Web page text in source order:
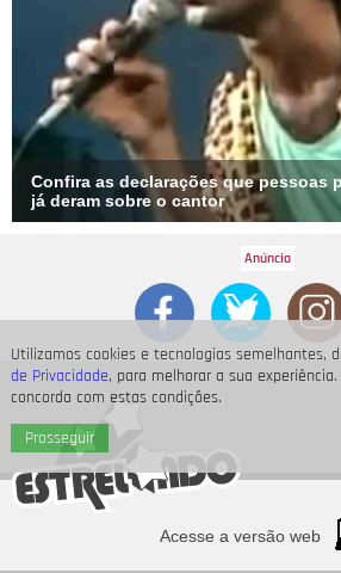
Utilizamos cookies e tecnologias semelhantes,
de Privacidade, para melhorar a sua
concorda com estas condições.
Prosseguir
Confira as declarações que pessoas
já deram sobre o cantor
Acesse a versão web